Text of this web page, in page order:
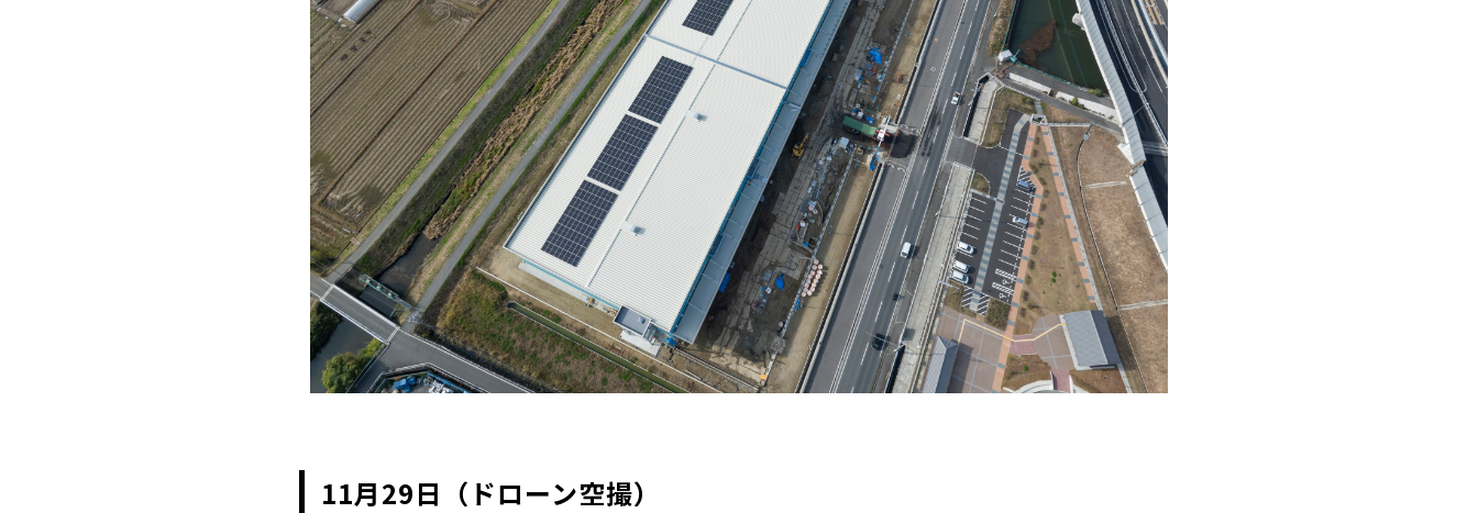
11月29日（ドローン空撮）